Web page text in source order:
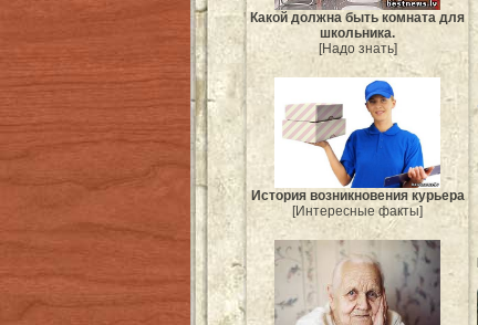
Какой должна быть комната для
школьника.
[Надо знать]
История возникновения курьера
[Интересные факты]